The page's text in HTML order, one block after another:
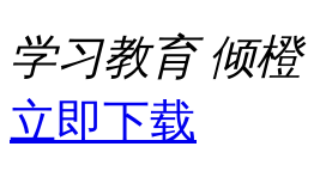
学习教育 倾橙
立即下载